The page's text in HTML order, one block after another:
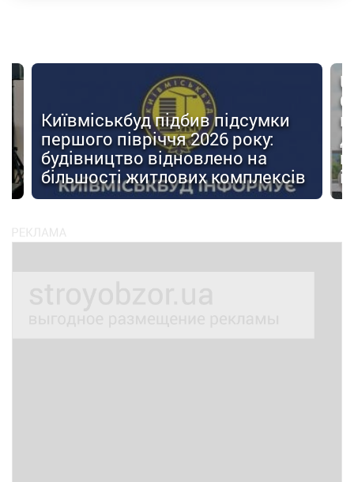
Київміськбуд підбив підсумки
першого півріччя 2026 року:
будівництво відновлено на
більшості житлових комплексів